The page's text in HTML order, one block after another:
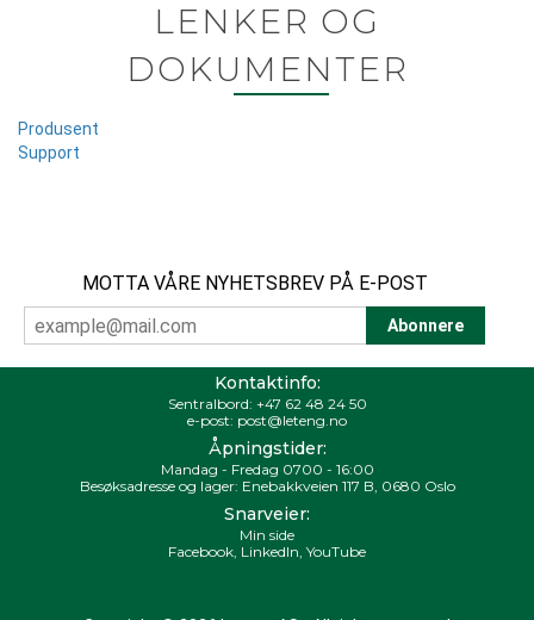
LENKER OG
DOKUMENTER
Produsent
Support
MOTTA VÅRE NYHETSBREV PÅ E-POST
Kontaktinfo:
Sentralbord: +47 62 48 24 50
e-post: post@leteng.no
Åpningstider:
Mandag - Fredag 0700 - 16:00
Besøksadresse og lager: Enebakkveien 117 B, 0680 Oslo
Snarveier:
Min side
Facebook, LinkedIn, YouTube